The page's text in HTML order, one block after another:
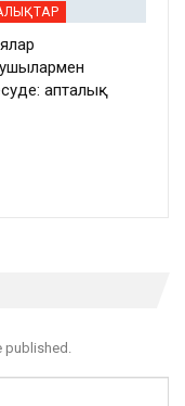
апталық
published.